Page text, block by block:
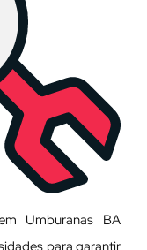
Umburanas BA
para garantir